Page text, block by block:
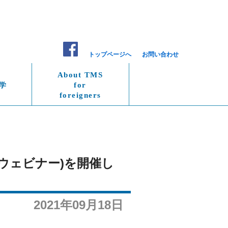
トップページへ お問い合わせ
About TMS
for
foreigners
ェビナー)を開催し
2021年09月18日